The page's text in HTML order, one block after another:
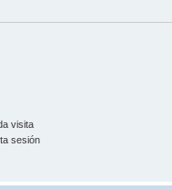
visita
sesión